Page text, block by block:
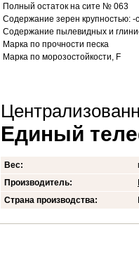
Полный остаток на сите № 063
Содержание зерен крупностью:
Содержание пылевидных и
Марка по прочности песка
Марка по морозостойкости, F
Единый
Вес:
Производитель:
Страна производства: